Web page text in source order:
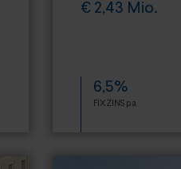
€ 2,43 Mio.
6,5%
FIXZINS p.a.